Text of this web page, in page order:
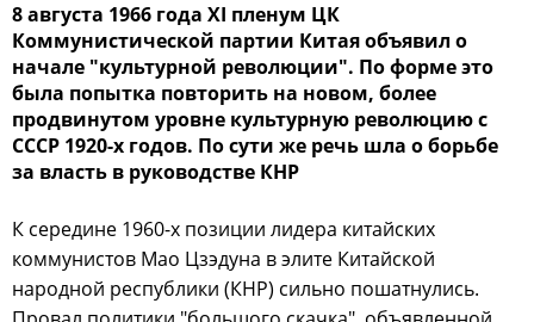
8 августа 1966 года XI пленум ЦК
Коммунистической партии Китая объявил о
начале "культурной революции". По форме это
была попытка повторить на новом, более
продвинутом уровне культурную революцию с
СССР 1920-х годов. По сути же речь шла о борьбе
за власть в руководстве КНР
К середине 1960-х позиции лидера китайских
коммунистов Мао Цзэдуна в элите Китайской
народной республики (КНР) сильно пошатнулись.